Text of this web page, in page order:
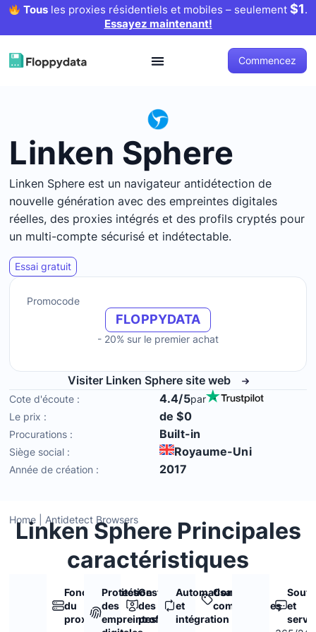
Tous les proxies résidentiels et mobiles – seulement$1.
Essayez maintenant!
Commencez
Linken Sphere
Linken Sphere est un navigateur antidétection de
nouvelle génération avec des empreintes digitales
réelles, des proxies intégrés et des profils cryptés pour
un multi-compte sécurisé et indétectable.
Essai gratuit
Promocode
FLOPPYDATA
- 20% sur le premier achat
Visiter Linken Sphere site web
Cote d'écoute : 4.4/5par
Le prix :
de $0
Procurations : Built-in
Siège social : Royaume-Uni
Année de création : 2017
Home Antidetect Browsers
Linken Sphere Principales
caractéristiques
Fonctionnalités
du
proxy
Protection
des
empreintes
Gestion
des
profils
Automatisation
et
intégration
Conditions
commerciales et